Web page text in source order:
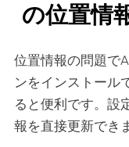
の位置情
位置情報の問題で
ンをインストール
ると便利です。設
報を直接更新でき